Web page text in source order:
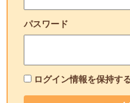
パスワード
ログイン情報を保持す